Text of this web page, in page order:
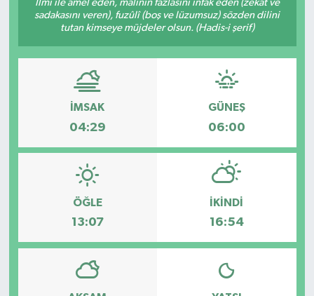
İlmi ile amel eden, malının fazlasını infâk eden (zekât ve
sadakasını veren), fuzûlî (boş ve lüzumsuz) sözden dilini
tutan kimseye müjdeler olsun. (Hadis-i şerif)
İMSAK
04:29
GÜNEŞ
06:00
ÖĞLE
13:07
İKINDI
16:54